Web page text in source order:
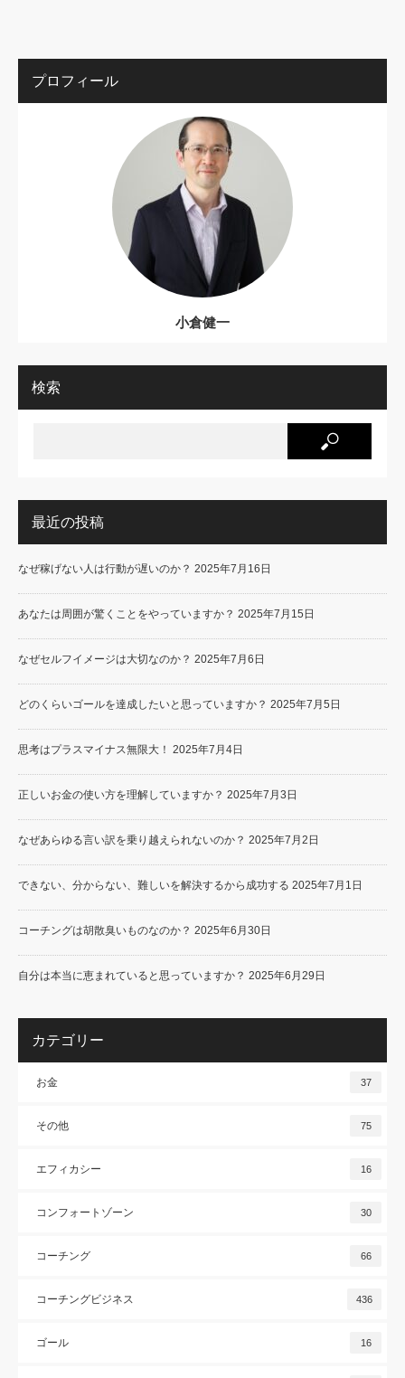
プロフィール
小倉健一
検索
最近の投稿
なぜ稼げない人は行動が遅いのか？ 2025年7月16日
あなたは周囲が驚くことをやっていますか？ 2025年7月15日
なぜセルフイメージは大切なのか？ 2025年7月6日
どのくらいゴールを達成したいと思っていますか？ 2025年7月5日
思考はプラスマイナス無限大！ 2025年7月4日
正しいお金の使い方を理解していますか？ 2025年7月3日
なぜあらゆる言い訳を乗り越えられないのか？ 2025年7月2日
できない、分からない、難しいを解決するから成功する 2025年7月1日
コーチングは胡散臭いものなのか？ 2025年6月30日
自分は本当に恵まれていると思っていますか？ 2025年6月29日
カテゴリー
お金 37
その他 75
エフィカシー 16
コンフォートゾーン 30
コーチング 66
コーチングビジネス 436
ゴール 16